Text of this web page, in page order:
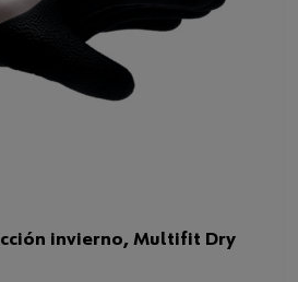
invierno, Multifit Dry